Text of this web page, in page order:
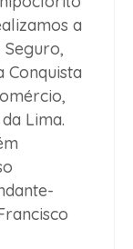
a
Conquista
Lima.